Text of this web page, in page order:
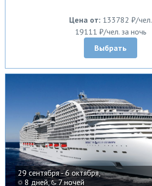
Цена от: 133782 ₽/чел.
19111 ₽/чел. за ночь
Выбрать
29 сентября - 6 октября,
8 дней, 7 ночей